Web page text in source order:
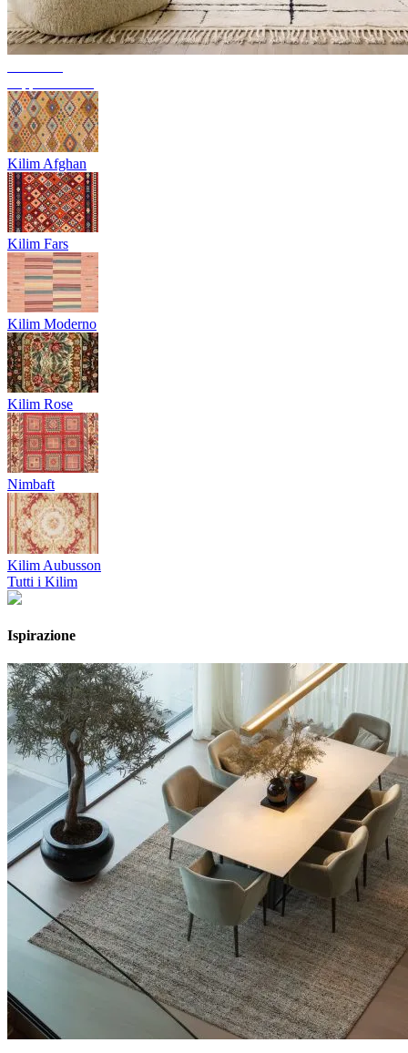
Kilim Afghan
Kilim Fars
Kilim Moderno
Kilim Rose
Nimbaft
Kilim Aubusson
Tutti i Kilim
Ispirazione